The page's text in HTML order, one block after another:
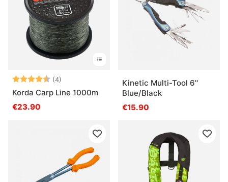
Note: (4)
Korda Carp Line 1000m
€23.90
Kinetic Multi-Tool 6''
Blue/Black
€15.90